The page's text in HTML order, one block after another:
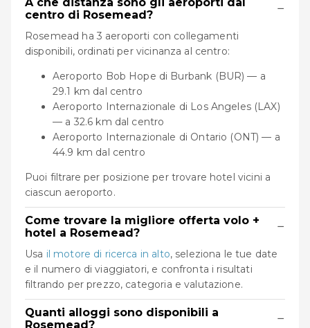
centro di Rosemead?
−
Rosemead ha 3 aeroporti con collegamenti
disponibili, ordinati per vicinanza al centro:
Aeroporto Bob Hope di Burbank (BUR) — a
29.1 km dal centro
Aeroporto Internazionale di Los Angeles (LAX)
— a 32.6 km dal centro
Aeroporto Internazionale di Ontario (ONT) — a
44.9 km dal centro
Puoi filtrare per posizione per trovare hotel vicini a
ciascun aeroporto.
Come trovare la migliore offerta volo +
hotel a Rosemead?
−
Usa il motore di ricerca in alto, seleziona le tue date
e il numero di viaggiatori, e confronta i risultati
filtrando per prezzo, categoria e valutazione.
Quanti alloggi sono disponibili a
Rosemead?
−